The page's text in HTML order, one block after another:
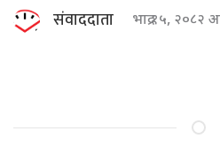
संवाददाता भाद्र १५, २०८२